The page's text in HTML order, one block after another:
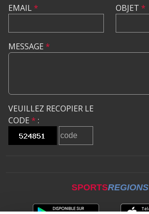
EMAIL* OBJET *
MESSAGE *
VEUILLEZ RECOPIER LE
CODE * :
SPORTSREGIONS